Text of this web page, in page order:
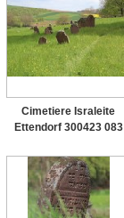
Cimetiere Israleite
Ettendorf 300423 083